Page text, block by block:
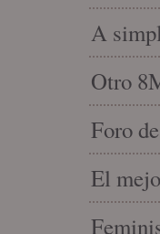
A
Otro
Foro
El